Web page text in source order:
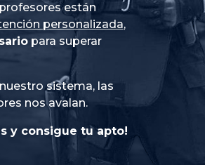
están
personalizada,
para superar
sistema, las
nos avalan.
y consigue tu apto!